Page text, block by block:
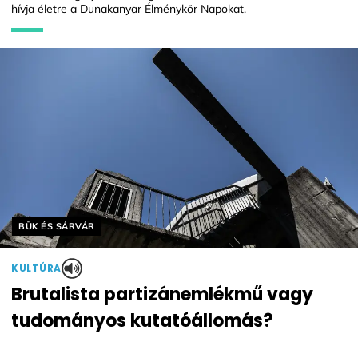
hívja életre a Dunakanyar Élménykör Napokat.
Helyszín címkék:
BÜK ÉS SÁRVÁR
KULTÚRA
Brutalista partizánemlékmű vagy
tudományos kutatóállomás?